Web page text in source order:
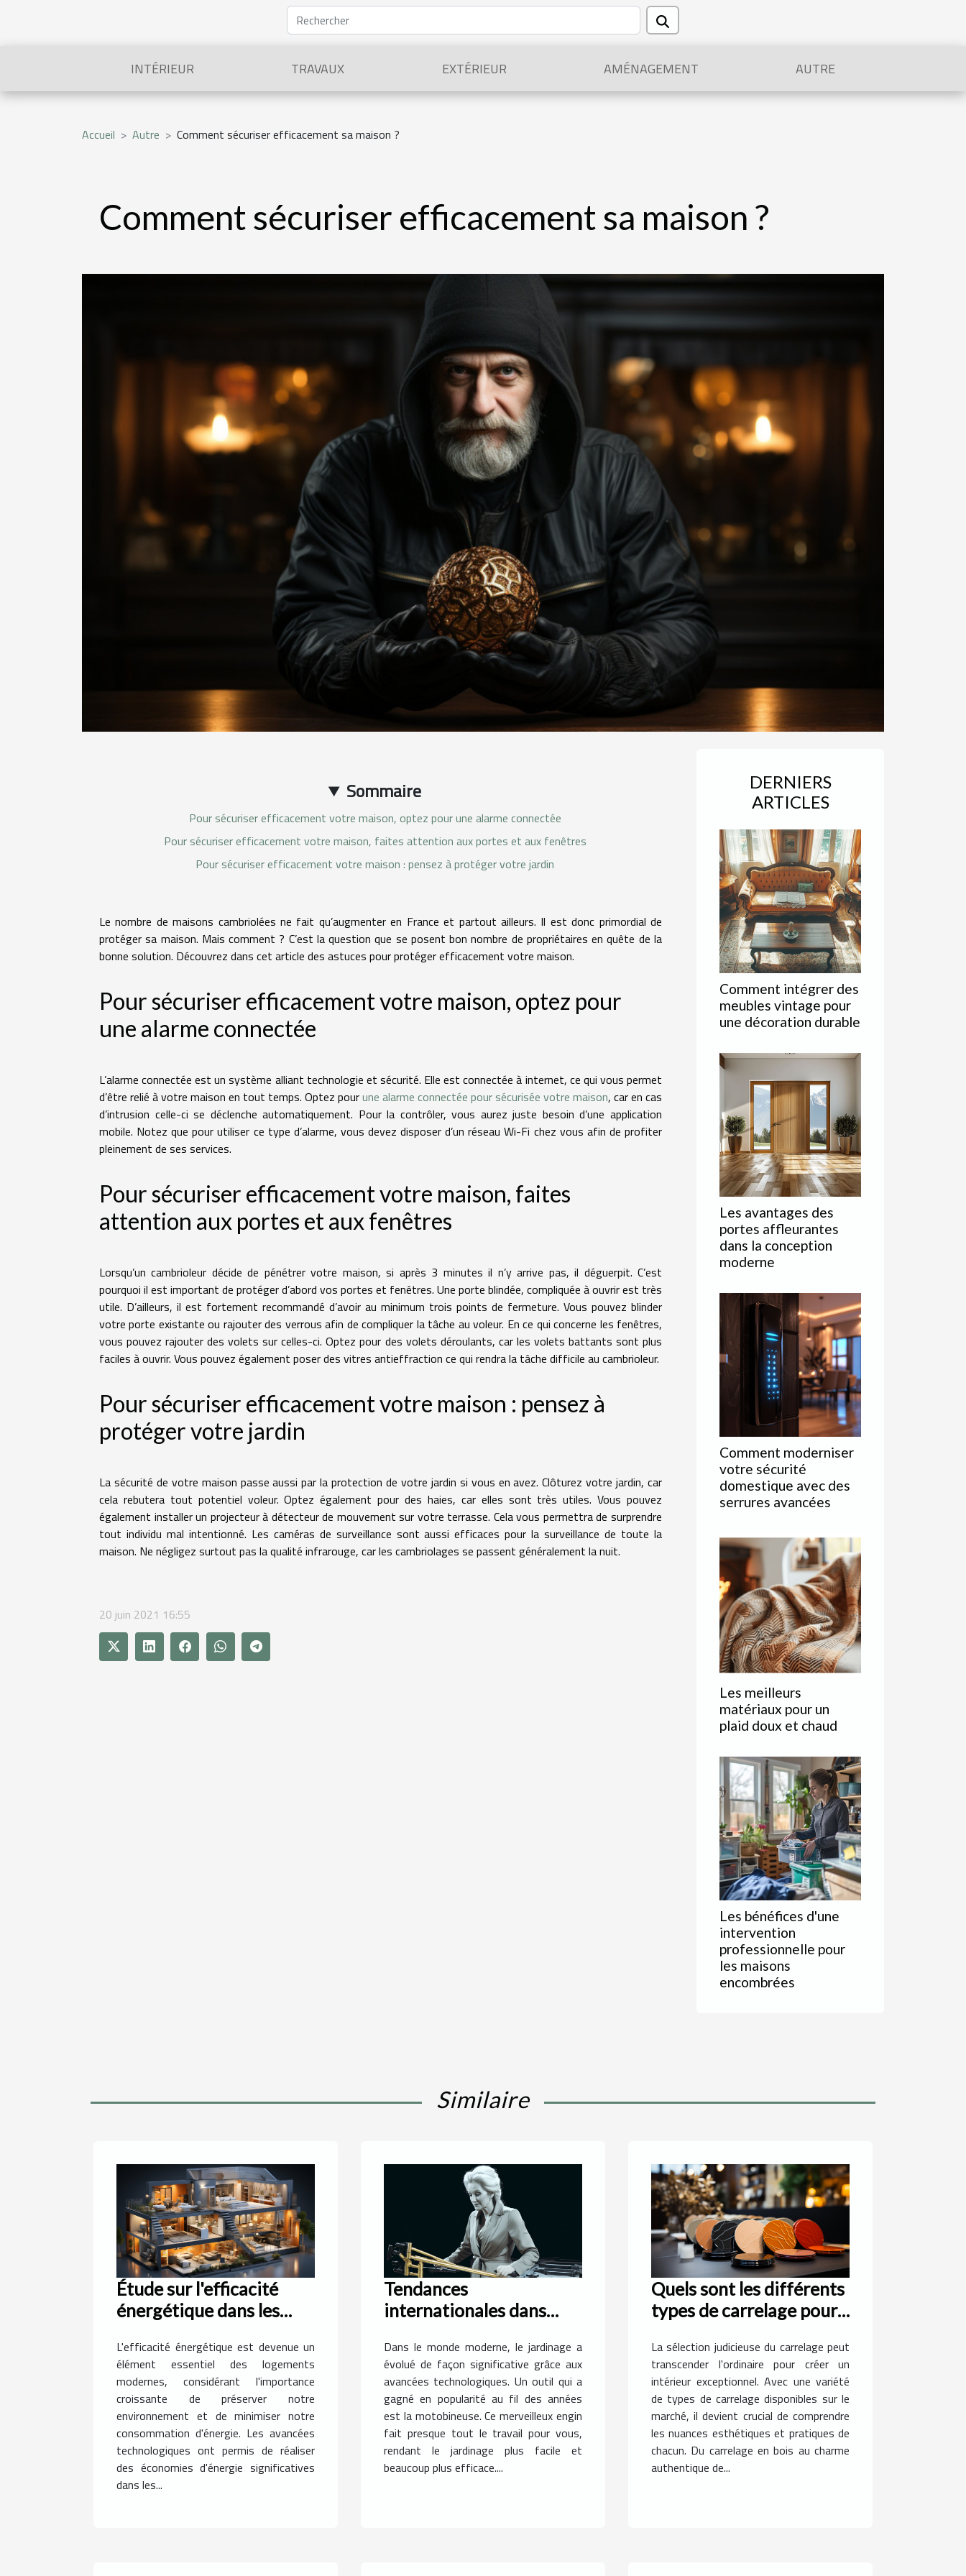
INTÉRIEUR TRAVAUX EXTÉRIEUR AMÉNAGEMENT AUTRE
Accueil Autre Comment sécuriser efficacement sa maison ?
Comment sécuriser efficacement sa maison ?
Sommaire
Pour sécuriser efficacement votre maison, optez pour une alarme connectée
Pour sécuriser efficacement votre maison, faites attention aux portes et aux fenêtres
Pour sécuriser efficacement votre maison : pensez à protéger votre jardin
Le nombre de maisons cambriolées ne fait qu’augmenter en France et partout ailleurs. Il est donc primordial de
protéger sa maison. Mais comment ? C’est la question que se posent bon nombre de propriétaires en quête de la
bonne solution. Découvrez dans cet article des astuces pour protéger efficacement votre maison.
Pour sécuriser efficacement votre maison, optez pour
une alarme connectée
L’alarme connectée est un système alliant technologie et sécurité. Elle est connectée à internet, ce qui vous permet
d’être relié à votre maison en tout temps. Optez pourune alarme connectée pour sécurisée votre maison, car en cas
d’intrusion celle-ci se déclenche automatiquement. Pour la contrôler, vous aurez juste besoin d’une application
mobile. Notez que pour utiliser ce type d’alarme, vous devez disposer d’un réseau Wi-Fi chez vous afin de profiter
pleinement de ses services.
Pour sécuriser efficacement votre maison, faites
attention aux portes et aux fenêtres
Lorsqu’un cambrioleur décide de pénétrer votre maison, si après 3 minutes il n’y arrive pas, il déguerpit. C’est
pourquoi il est important de protéger d’abord vos portes et fenêtres. Une porte blindée, compliquée à ouvrir est très
utile. D’ailleurs, il est fortement recommandé d’avoir au minimum trois points de fermeture. Vous pouvez blinder
votre porte existante ou rajouter des verrous afin de compliquer la tâche au voleur. En ce qui concerne les fenêtres,
vous pouvez rajouter des volets sur celles-ci. Optez pour des volets déroulants, car les volets battants sont plus
faciles à ouvrir. Vous pouvez également poser des vitres antieffraction ce qui rendra la tâche difficile au cambrioleur.
Pour sécuriser efficacement votre maison : pensez à
protéger votre jardin
La sécurité de votre maison passe aussi par la protection de votre jardin si vous en avez. Clôturez votre jardin, car
cela rebutera tout potentiel voleur. Optez également pour des haies, car elles sont très utiles. Vous pouvez
également installer un projecteur à détecteur de mouvement sur votre terrasse. Cela vous permettra de surprendre
tout individu mal intentionné. Les caméras de surveillance sont aussi efficaces pour la surveillance de toute la
maison. Ne négligez surtout pas la qualité infrarouge, car les cambriolages se passent généralement la nuit.
20 juin 2021 16:55
DERNIERS
ARTICLES
Comment intégrer des
meubles vintage pour
une décoration durable
Les avantages des
portes affleurantes
dans la conception
moderne
Comment moderniser
votre sécurité
domestique avec des
serrures avancées
Les meilleurs
matériaux pour un
plaid doux et chaud
Les bénéfices d'une
intervention
professionnelle pour
les maisons
encombrées
Similaire
Étude sur l'efficacité
énergétique dans les
L'efficacité énergétique est devenue un
élément essentiel des logements
modernes, considérant l'importance
croissante de préserver notre
environnement et de minimiser notre
consommation d'énergie. Les avancées
technologiques ont permis de réaliser
des économies d'énergie significatives
dans les...
Tendances
internationales dans
motobineuses
Dans le monde moderne, le jardinage a
évolué de façon significative grâce aux
avancées technologiques. Un outil qui a
gagné en popularité au fil des années
est la motobineuse. Ce merveilleux engin
fait presque tout le travail pour vous,
rendant le jardinage plus facile et
beaucoup plus efficace....
Quels sont les différents
types de carrelage pour
votre intérieur ?
La sélection judicieuse du carrelage peut
transcender l'ordinaire pour créer un
intérieur exceptionnel. Avec une variété
de types de carrelage disponibles sur le
marché, il devient crucial de comprendre
les nuances esthétiques et pratiques de
chacun. Du carrelage en bois au charme
authentique de...